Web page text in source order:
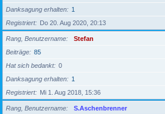
Danksagung erhalten
1
Registriert
Do 20. Aug 2020, 20:13
Rang, Benutzername
Stefan
Beiträge
85
Hat sich bedankt
0
Danksagung erhalten
1
Registriert
Mi 1. Aug 2018, 15:36
Rang, Benutzername
S.Aschenbrenner